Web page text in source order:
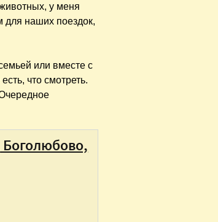
у меня
наших поездок,
или вместе с
что смотреть.